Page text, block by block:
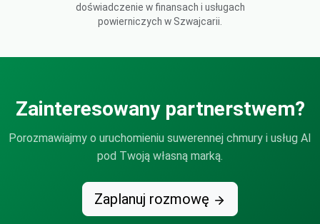
doświadczenie w finansach i usługach
powierniczych w Szwajcarii.
Zainteresowany partnerstwem?
Porozmawiajmy o uruchomieniu suwerennej chmury i usług AI
pod Twoją własną marką.
Zaplanuj rozmowę